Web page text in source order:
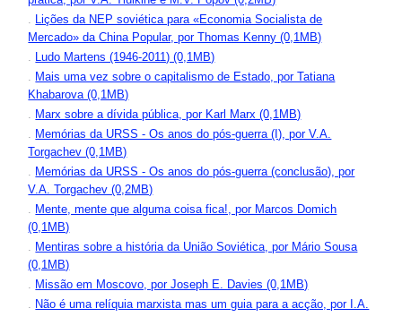
. Lições da NEP soviética para «Economia Socialista de
Mercado» da China Popular, por Thomas Kenny (0,1MB)
. Ludo Martens (1946-2011) (0,1MB)
. Mais uma vez sobre o capitalismo de Estado, por Tatiana
Khabarova (0,1MB)
. Marx sobre a dívida pública, por Karl Marx (0,1MB)
. Memórias da URSS - Os anos do pós-guerra (I), por V.A.
Torgachev (0,1MB)
. Memórias da URSS - Os anos do pós-guerra (conclusão), por
V.A. Torgachev (0,2MB)
. Mente, mente que alguma coisa fica!, por Marcos Domich
(0,1MB)
. Mentiras sobre a história da União Soviética, por Mário Sousa
(0,1MB)
. Missão em Moscovo, por Joseph E. Davies (0,1MB)
. Não é uma relíquia marxista mas um guia para a acção, por I.A.